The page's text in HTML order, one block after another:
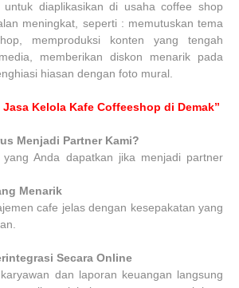
untuk diaplikasikan di usaha coffee shop
meningkat, seperti : memutuskan tema
memproduksi konten yang tengah
memberikan diskon menarik pada
hiasan dengan foto mural.
Kelola Kafe Coffeeshop di Demak”
Menjadi Partner Kami?
yang Anda dapatkan jika menjadi partner
Menarik
cafe jelas dengan kesepakatan yang
Secara Online
dan laporan keuangan langsung